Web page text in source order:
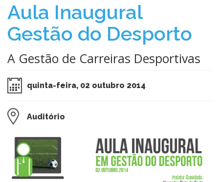
Aula Inaugural
Gestão do Desporto
A Gestão de Carreiras Desportivas
quinta-feira, 02 outubro 2014
Auditório